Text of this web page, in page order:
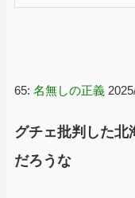
65: 名無しの正義
グチェ批判した北
だろうな